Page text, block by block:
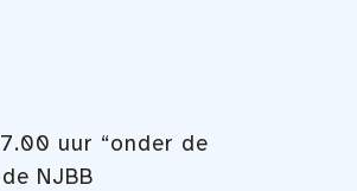
uur “onder de
NJBB